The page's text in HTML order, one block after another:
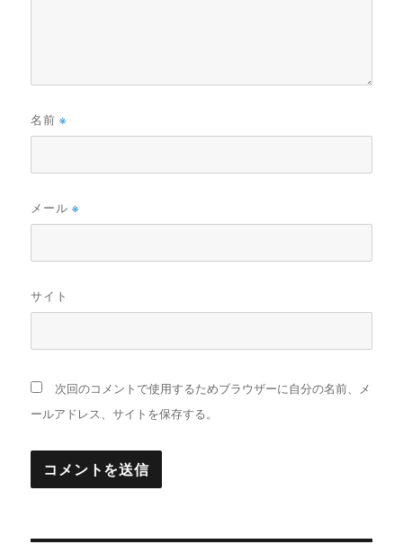
名前※
メール※
サイト
次回のコメントで使用するためブラウザーに自分の名前、メ
ールアドレス、サイトを保存する。